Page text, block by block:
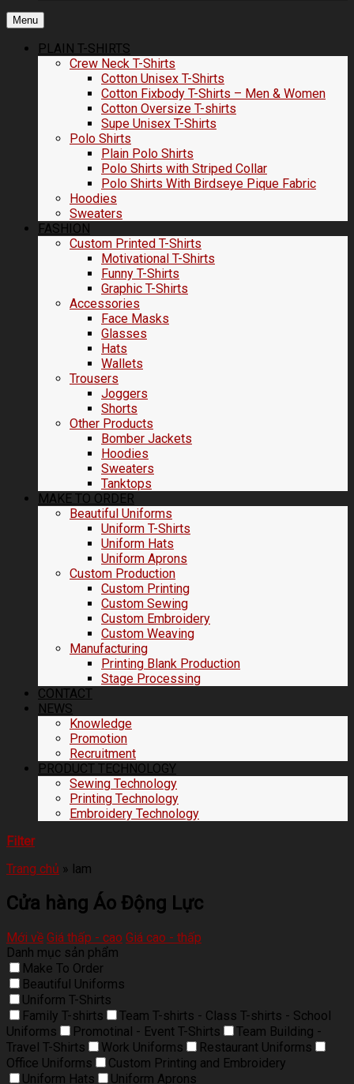
Menu
PLAIN T-SHIRTS
Crew Neck T-Shirts
Cotton Unisex T-Shirts
Cotton Fixbody T-Shirts – Men & Women
Cotton Oversize T-shirts
Supe Unisex T-Shirts
Polo Shirts
Plain Polo Shirts
Polo Shirts with Striped Collar
Polo Shirts With Birdseye Pique Fabric
Hoodies
Sweaters
FASHION
Custom Printed T-Shirts
Motivational T-Shirts
Funny T-Shirts
Graphic T-Shirts
Accessories
Face Masks
Glasses
Hats
Wallets
Trousers
Joggers
Shorts
Other Products
Bomber Jackets
Hoodies
Sweaters
Tanktops
MAKE TO ORDER
Beautiful Uniforms
Uniform T-Shirts
Uniform Hats
Uniform Aprons
Custom Production
Custom Printing
Custom Sewing
Custom Embroidery
Custom Weaving
Manufacturing
Printing Blank Production
Stage Processing
CONTACT
NEWS
Knowledge
Promotion
Recruitment
PRODUCT TECHNOLOGY
Sewing Technology
Printing Technology
Embroidery Technology
Filter
Trang chủ » lam
Cửa hàng Áo Động Lực
Mới về Giá thấp - cao Giá cao - thấp
Danh mục sản phẩm
Make To Order
Beautiful Uniforms
Uniform T-Shirts
Family T-shirts
Team T-shirts - Class T-shirts - School
Uniforms
Promotinal - Event T-Shirts
Team Building -
Travel T-Shirts
Work Uniforms
Restaurant Uniforms
Office Uniforms
Custom Printing and Embroidery
Uniform Hats
Uniform Aprons